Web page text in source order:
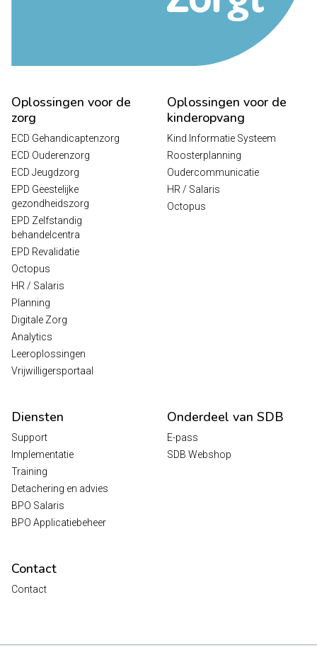
Oplossingen voor de
zorg
ECD Gehandicaptenzorg
ECD Ouderenzorg
ECD Jeugdzorg
EPD Geestelijke
gezondheidszorg
EPD Zelfstandig
behandelcentra
EPD Revalidatie
Octopus
HR / Salaris
Planning
Digitale Zorg
Analytics
Leeroplossingen
Vrijwilligersportaal
Oplossingen voor de
kinderopvang
Kind Informatie Systeem
Roosterplanning
Oudercommunicatie
HR / Salaris
Octopus
Diensten
Support
Implementatie
Training
Detachering en advies
BPO Salaris
BPO Applicatiebeheer
Onderdeel van SDB
E-pass
SDB Webshop
Contact
Contact